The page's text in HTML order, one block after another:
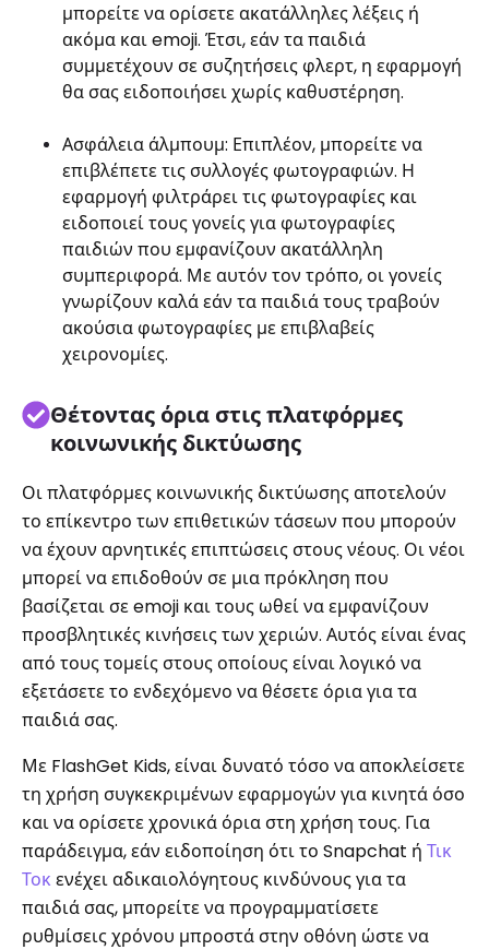
μπορείτε να ορίσετε ακατάλληλες λέξεις ή
ακόμα και emoji. Έτσι, εάν τα παιδιά
συμμετέχουν σε συζητήσεις φλερτ, η εφαρμογή
θα σας ειδοποιήσει χωρίς καθυστέρηση.
Ασφάλεια άλμπουμ: Επιπλέον, μπορείτε να
επιβλέπετε τις συλλογές φωτογραφιών. Η
εφαρμογή φιλτράρει τις φωτογραφίες και
ειδοποιεί τους γονείς για φωτογραφίες
παιδιών που εμφανίζουν ακατάλληλη
συμπεριφορά. Με αυτόν τον τρόπο, οι γονείς
γνωρίζουν καλά εάν τα παιδιά τους τραβούν
ακούσια φωτογραφίες με επιβλαβείς
χειρονομίες.
Θέτοντας όρια στις πλατφόρμες
κοινωνικής δικτύωσης
Οι πλατφόρμες κοινωνικής δικτύωσης αποτελούν
το επίκεντρο των επιθετικών τάσεων που μπορούν
να έχουν αρνητικές επιπτώσεις στους νέους. Οι νέοι
μπορεί να επιδοθούν σε μια πρόκληση που
βασίζεται σε emoji και τους ωθεί να εμφανίζουν
προσβλητικές κινήσεις των χεριών. Αυτός είναι ένας
από τους τομείς στους οποίους είναι λογικό να
εξετάσετε το ενδεχόμενο να θέσετε όρια για τα
παιδιά σας.
Με FlashGet Kids, είναι δυνατό τόσο να αποκλείσετε
τη χρήση συγκεκριμένων εφαρμογών για κινητά όσο
και να ορίσετε χρονικά όρια στη χρήση τους. Για
παράδειγμα, εάν ειδοποίηση ότι το Snapchat ή Τικ
Τοκ ενέχει αδικαιολόγητους κινδύνους για τα
παιδιά σας, μπορείτε να προγραμματίσετε
ρυθμίσεις χρόνου μπροστά στην οθόνη ώστε να